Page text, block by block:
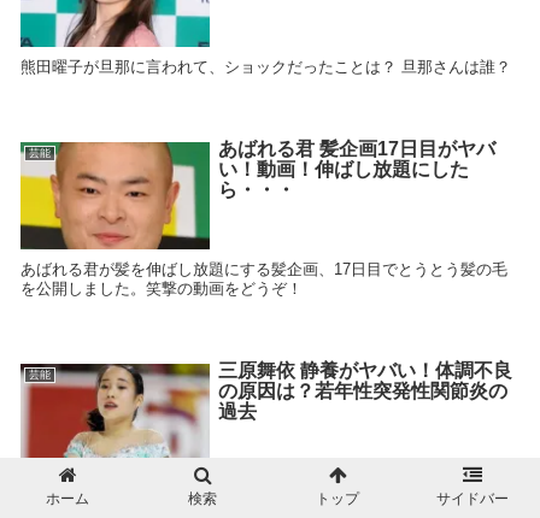
熊田曜子が旦那に言われて、ショックだったことは？ 旦那さんは誰？
芸能
あばれる君 髪企画17日目がヤバ
い！動画！伸ばし放題にした
ら・・・
あばれる君が髪を伸ばし放題にする髪企画、17日目でとうとう髪の毛
を公開しました。笑撃の動画をどうぞ！
芸能
三原舞依 静養がヤバい！体調不良
の原因は？若年性突発性関節炎の
過去
フィギュアスケートの三原舞依が静養を発表しました。 いったいどん
な状況なのでしょうか？
ホーム 検索 トップ サイドバー